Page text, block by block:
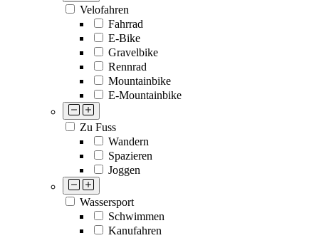
Velofahren
Fahrrad
E-Bike
Gravelbike
Rennrad
Mountainbike
E-Mountainbike
Zu Fuss
Wandern
Spazieren
Joggen
Wassersport
Schwimmen
Kanufahren